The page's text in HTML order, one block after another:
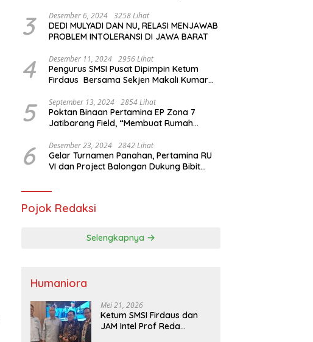
Internasional
3 Desember 6, 2024 3258 Lihat
DEDI MULYADI DAN NU, RELASI MENJAWAB
PROBLEM INTOLERANSI DI JAWA BARAT
4 Desember 11, 2024 2956 Lihat
Pengurus SMSI Pusat Dipimpin Ketum
Firdaus Bersama Sekjen Makali Kumar
Yusuf
5 September 13, 2024 2854 Lihat
Poktan Binaan Pertamina EP Zona 7
Jatibarang Field, “Membuat Rumah
Tikus
6 Desember 23, 2024 2842 Lihat
Gelar Turnamen Panahan, Pertamina RU
VI dan Project Balongan Dukung Bibit
Pojok Redaksi
Selengkapnya
Humaniora
Mei 21, 2026
Ketum SMSI Firdaus dan
JAM Intel Prof Reda